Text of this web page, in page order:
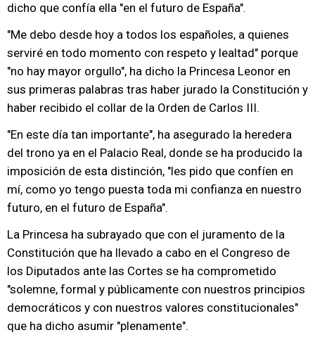
dicho que confía ella "en el futuro de España".
"Me debo desde hoy a todos los españoles, a quienes
serviré en todo momento con respeto y lealtad" porque
"no hay mayor orgullo", ha dicho la Princesa Leonor en
sus primeras palabras tras haber jurado la Constitución y
haber recibido el collar de la Orden de Carlos III.
"En este día tan importante", ha asegurado la heredera
del trono ya en el Palacio Real, donde se ha producido la
imposición de esta distinción, "les pido que confíen en
mí, como yo tengo puesta toda mi confianza en nuestro
futuro, en el futuro de España".
La Princesa ha subrayado que con el juramento de la
Constitución que ha llevado a cabo en el Congreso de
los Diputados ante las Cortes se ha comprometido
"solemne, formal y públicamente con nuestros principios
democráticos y con nuestros valores constitucionales"
que ha dicho asumir "plenamente".